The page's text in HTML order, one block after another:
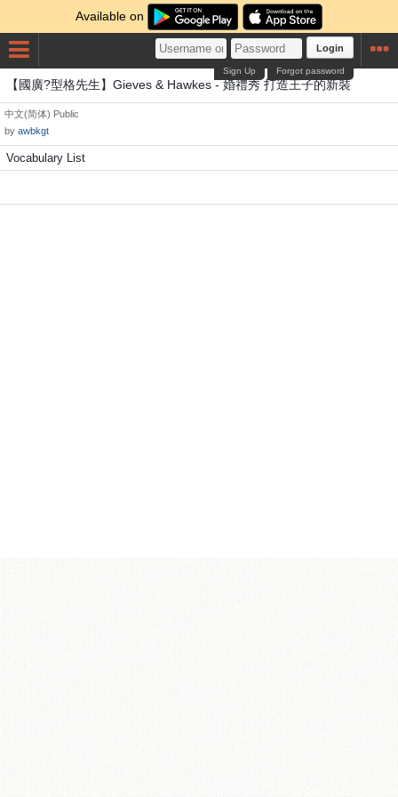
Available on
Login
Forgot password
Sign Up
【國廣?型格先生】Gieves & Hawkes - 婚禮秀 打造王子的新裝
中文(简体) Public
by awbkgt
Vocabulary List